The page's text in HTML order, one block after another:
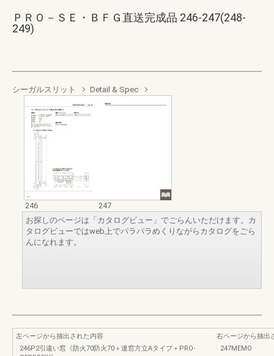
ＰＲＯ－ＳＥ・ＢＦＧ直送完成品 246-247(248-
249)
シーガルスリット Detail & Spec
246
247
お探しのページは「カタログビュー」でごらんいただけます。カ
タログビューではweb上でパラパラめくりながらカタログをごら
んになれます。
左ページから抽出された内容
246P2引違い窓《防火70防火70＋連窓方立Aタイプ＋PRO-
右ページから抽出
247MEMO